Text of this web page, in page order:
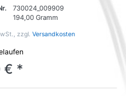
730024_009909
194,00 Gramm
zzgl. Versandkosten
€ *